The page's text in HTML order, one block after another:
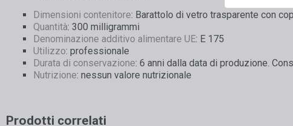
Dimensioni contenitore: Barattolo di vetro trasparente con
Quantità: 300 milligrammi
Denominazione additivo alimentare UE: E 175
Utilizzo: professionale
Durata di conservazione: 6 anni dalla data di produzione.
Nutrizione: nessun valore nutrizionale
Prodotti correlati